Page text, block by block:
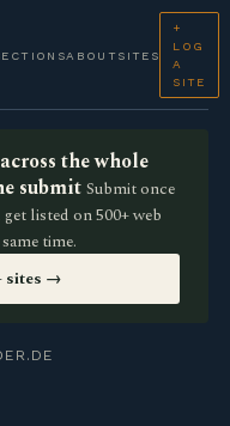
ABOUT SITES
+
LOG
A
SITE
the whole
submit Submit once
listed on 500+ web
time.
sites →